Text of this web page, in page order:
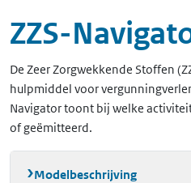
ZZS-
De Zeer Zorgwekkende Stoffen
hulpmiddel voor
Navigator toont bij welke
of geëmitteerd.
Modelbeschrijving